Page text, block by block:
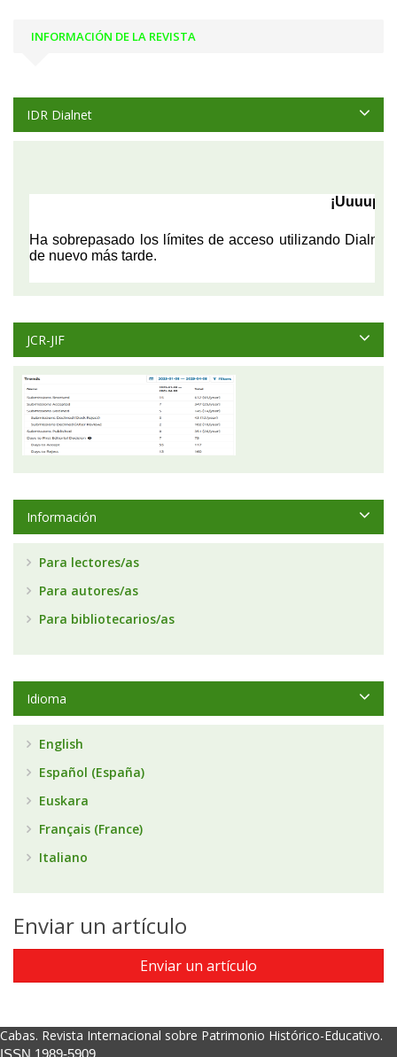
INFORMACIÓN DE LA REVISTA
IDR Dialnet
JCR-JIF
Información
Para lectores/as
Para autores/as
Para bibliotecarios/as
Idioma
English
Español (España)
Euskara
Français (France)
Italiano
Enviar un artículo
Enviar un artículo
Cabas. Revista Internacional sobre Patrimonio Histórico-Educativo.
ISSN 1989-5909